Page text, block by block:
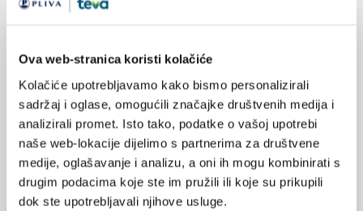
Ova web-stranica koristi kolačiće
Kolačiće upotrebljavamo kako bismo personalizirali
sadržaj i oglase, omogućili značajke društvenih medija i
analizirali promet. Isto tako, podatke o vašoj upotrebi
naše web-lokacije dijelimo s partnerima za društvene
medije, oglašavanje i analizu, a oni ih mogu kombinirati s
drugim podacima koje ste im pružili ili koje su prikupili
dok ste upotrebljavali njihove usluge.
VEZANI SADRŽAJ
Primjene lasera male snage u liječenju akutne i
kronične boli
07.01.2021.
Primjena i svojstva topikalnih nesteroidnih
antireumatika
18.08.2020.